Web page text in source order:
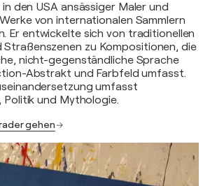
den USA ansässiger Maler und
von internationalen Sammlern
Er entwickelte sich von traditionellen
zu Kompositionen, die
nicht-gegenständliche Sprache
Abstrakt und Farbfeld umfasst.
umfasst
Politik und Mythologie.
gehen